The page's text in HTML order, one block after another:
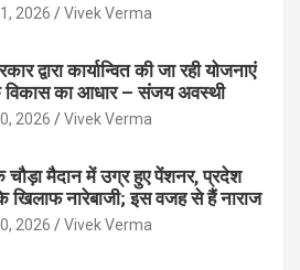
2026 Vivek Verma
द्वारा कार्यान्वित की जा रही योजनाएं
विकास का आधार – संजय अवस्थी
2026 Vivek Verma
चौड़ा मैदान में उग्र हुए पेंशनर, प्रदेश
खिलाफ नारेबाजी; इस वजह से हैं नाराज
2026 Vivek Verma